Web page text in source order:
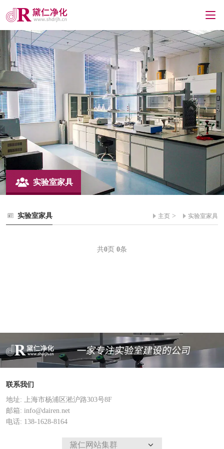
实验室家具
实验室家具 主页 > 实验室家具
共0页 0条
联系我们
地址: 上海市杨浦区淞沪路303号8F
邮箱: info@dairen.net
电话: 138-1628-8164
黛仁网站集群